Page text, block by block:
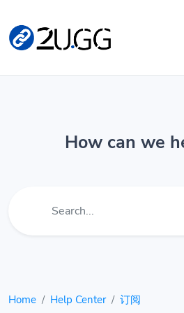
How can we
Home Help Center 订阅